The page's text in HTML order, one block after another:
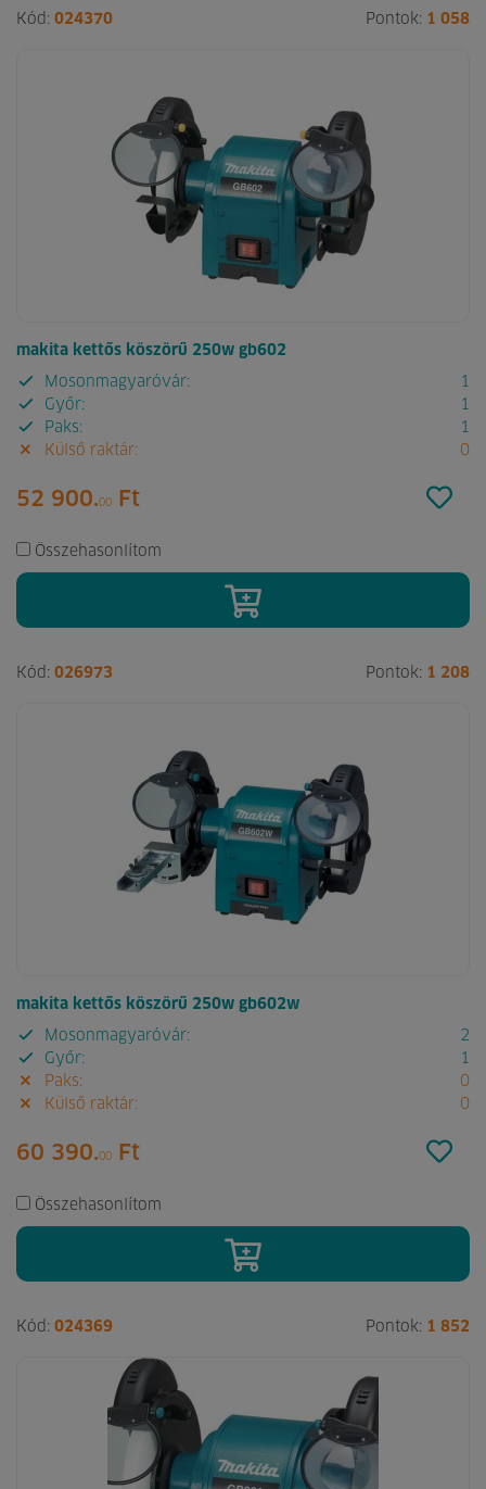
Kód: 024370 Pontok: 1 058
makita kettős köszörű 250w gb602
Mosonmagyaróvár:
1
Győr:
1
Paks:
1
Külső raktár:
0
52 900.00 Ft
Összehasonlítom
Kód: 026973 Pontok: 1 208
makita kettős köszörű 250w gb602w
Mosonmagyaróvár:
2
Győr:
1
Paks:
0
Külső raktár:
0
60 390.00 Ft
Összehasonlítom
Kód: 024369 Pontok: 1 852